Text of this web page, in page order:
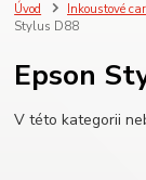
Úvod Inkoustové
Stylus D88
Epson
V této kategorii